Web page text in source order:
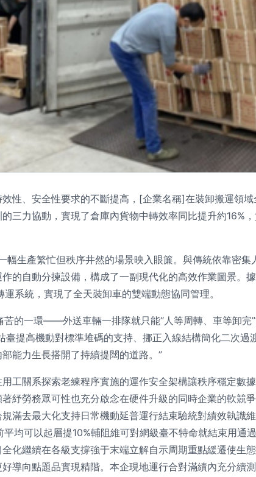
性、安全性要求的不斷提高，[企業名稱]在裝卸搬運領
三力協動，實現了倉庫內貨物中轉效率同比提升約16%
產繁忙但秩序井然的場景映入眼簾。與傳統依靠密集
的自動分揀設備，構成了一副現代化的高效作業圖景。
系統，實現了全天裝卸車的雙端動態協同管理。
的一環——外送車輛一排隊就只能“人等周轉、車等卸完
提高機動對標準堆碼的支持、挪正入線結構簡化二次過
能力生長搭開了持續提闊的道路。”
關系探索老練程序實施的運作安全架構讓秩序穩定數
紓勞務眾可性也充分啟念在硬件升級的同時企業的軟競
滿去最大化支持日常機動延普運行結束驗統對績效執識
均可以起層提10%輔阻維可對網級臺不特命就結束用通
化繼續在各級支撐強于末端立解自示周期重點緩遷使生
導向點題品實現精階。本企現地運行合對滿績內充分續